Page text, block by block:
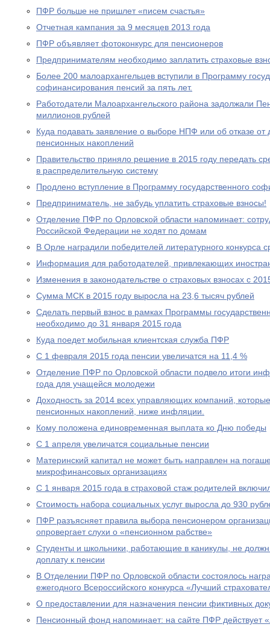
ПФР больше не пришлет «писем счастья»
Отчетная кампания за 9 месяцев 2013 года
ПФР объявляет фотоконкурс для пенсионеров
Предпринимателям необходимо заплатить страховые
Более 200 малоархангельцев вступили в Программу
софинансирования пенсий за пять лет.
Работодатели Малоархангельского района задолжали
миллионов рублей
Куда подавать заявление о выборе НПФ или об отказе
пенсионных накоплений
Правительство приняло решение в 2015 году передать
в распределительную систему
Продлено вступление в Программу государственного
Предприниматель, не забудь уплатить страховые взносы!
Отделение ПФР по Орловской области напоминает:
Российской Федерации не ходят по домам
В Орле наградили победителей литературного конкурса
Информация для работодателей, привлекающих
Изменения в законодательстве о страховых взносах с
Сумма МСК в 2015 году выросла на 23,6 тысяч рублей
Сделать первый взнос в рамках Программы
необходимо до 31 января 2015 года
Куда поедет мобильная клиентская служба ПФР
С 1 февраля 2015 года пенсии увеличатся на 11,4 %
Отделение ПФР по Орловской области подвело итоги
года для учащейся молодежи
Доходность за 2014 всех управляющих компаний,
пенсионных накоплений, ниже инфляции.
Кому положена единовременная выплата ко Дню победы
С 1 апреля увеличатся социальные пенсии
Материнский капитал не может быть направлен на
микрофинансовых организациях
С 1 января 2015 года в страховой стаж родителей
Стоимость набора социальных услуг выросла до 930
ПФР разъясняет правила выбора пенсионером
опровергает слухи о «пенсионном рабстве»
Студенты и школьники, работающие в каникулы, не
доплату к пенсии
В Отделении ПФР по Орловской области состоялось
ежегодного Всероссийского конкурса «Лучший
О предоставлении для назначения пенсии фиктивных
Пенсионный фонд напоминает: на сайте ПФР действует